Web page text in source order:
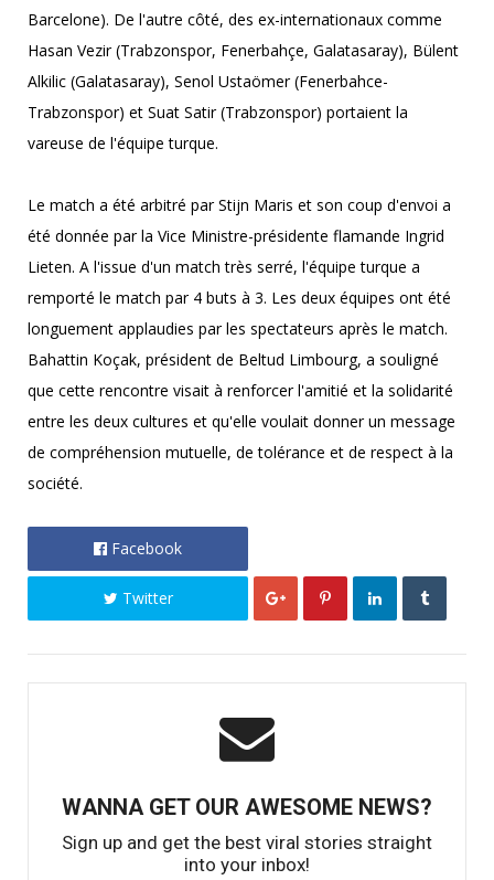
Barcelone). De l'autre côté, des ex-internationaux comme
Hasan Vezir (Trabzonspor, Fenerbahçe, Galatasaray), Bülent
Alkilic (Galatasaray), Senol Ustaömer (Fenerbahce-
Trabzonspor) et Suat Satir (Trabzonspor) portaient la
vareuse de l'équipe turque.
Le match a été arbitré par Stijn Maris et son coup d'envoi a
été donnée par la Vice Ministre-présidente flamande Ingrid
Lieten. A l'issue d'un match très serré, l'équipe turque a
remporté le match par 4 buts à 3. Les deux équipes ont été
longuement applaudies par les spectateurs après le match.
Bahattin Koçak, président de Beltud Limbourg, a souligné
que cette rencontre visait à renforcer l'amitié et la solidarité
entre les deux cultures et qu'elle voulait donner un message
de compréhension mutuelle, de tolérance et de respect à la
société.
Facebook
Twitter
WANNA GET OUR AWESOME NEWS?
Sign up and get the best viral stories straight
into your inbox!